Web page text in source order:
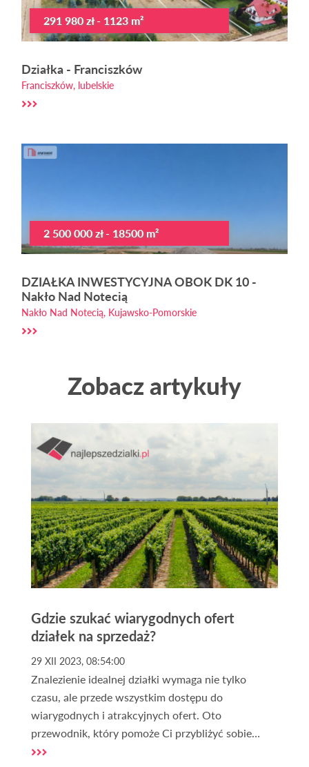
291 980 zł - 1123 m²
Działka - Franciszków
Franciszków, lubelskie
2 500 000 zł - 18500 m²
DZIAŁKA INWESTYCYJNA OBOK DK 10 -
Nakło Nad Notecią
Nakło Nad Notecią, Kujawsko-Pomorskie
Zobacz artykuły
Gdzie szukać wiarygodnych ofert
działek na sprzedaż?
29 XII 2023, 08:54:00
Znalezienie idealnej działki wymaga nie tylko
czasu, ale przede wszystkim dostępu do
wiarygodnych i atrakcyjnych ofert. Oto
przewodnik, który pomoże Ci przybliżyć sobie
różnorodne dostępne opcje.